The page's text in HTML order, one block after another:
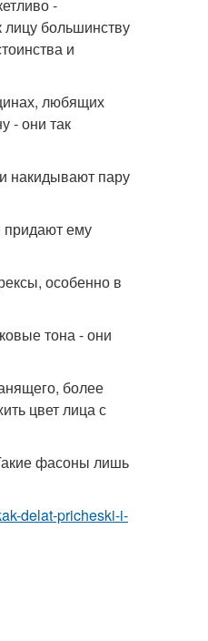
-
лицу большинству
и
любящих
- они так
накидывают пару
придают ему
особенно в
тона - они
более
цвет лица с
фасоны лишь
delat-pricheski-i-